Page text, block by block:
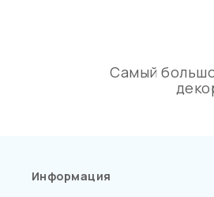
Самый
Информация